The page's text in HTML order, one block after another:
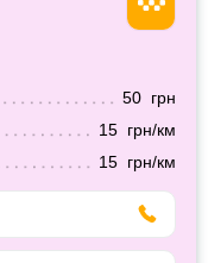
50 грн
15 грн/км
15 грн/км